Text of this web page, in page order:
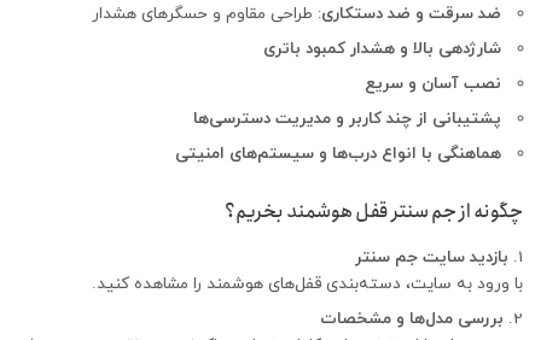
ضد سرقت و ضد دستکاری: طراحی مقاوم و حسگرهای هشدار
شارژدهی بالا و هشدار کمبود باتری
نصب آسان و سریع
پشتیبانی از چند کاربر و مدیریت دسترسی‌ها
هماهنگی با انواع درب‌ها و سیستم‌های امنیتی
چگونه از جم سنتر قفل هوشمند بخریم؟
بازدید سایت جم سنتر
با ورود به سایت، دسته‌بندی قفل‌های هوشمند را مشاهده کنید.
بررسی مدل‌ها و مشخصات